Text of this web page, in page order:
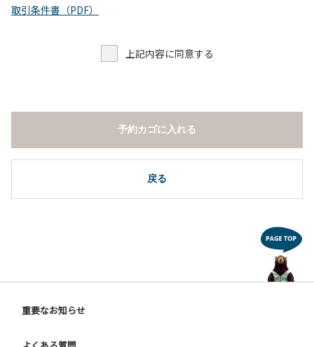
取引条件書（PDF）
上記内容に同意する
戻る
予約カゴに入れる
重要なお知らせ